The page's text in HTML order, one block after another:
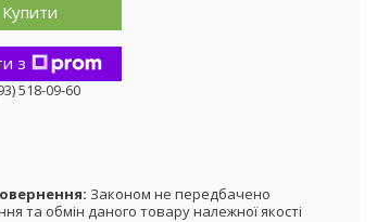
Купити
з
518-09-60
Законом не передбачено
та обмін даного товару належної якості